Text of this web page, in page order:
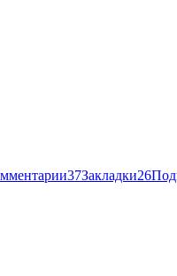
37Закладки26